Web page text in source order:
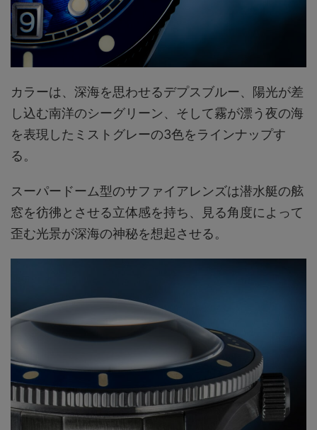
カラーは、深海を思わせるデプスブルー、陽光が差
し込む南洋のシーグリーン、そして霧が漂う夜の海
を表現したミストグレーの3色をラインナップす
る。
スーパードーム型のサファイアレンズは潜水艇の舷
窓を彷彿とさせる立体感を持ち、見る角度によって
歪む光景が深海の神秘を想起させる。